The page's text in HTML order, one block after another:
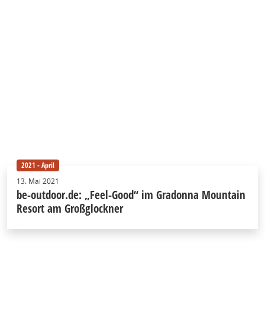
2021 - April
13. Mai 2021
be-outdoor.de: „Feel-Good“ im Gradonna Mountain
Resort am Großglockner